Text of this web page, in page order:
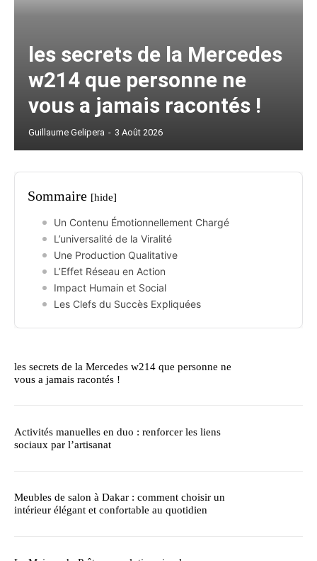
les secrets de la Mercedes
w214 que personne ne
vous a jamais racontés !
Guillaume Gelipera - 3 Août 2026
Sommaire [hide]
Un Contenu Émotionnellement Chargé
L’universalité de la Viralité
Une Production Qualitative
L’Effet Réseau en Action
Impact Humain et Social
Les Clefs du Succès Expliquées
les secrets de la Mercedes w214 que personne ne
vous a jamais racontés !
Activités manuelles en duo : renforcer les liens
sociaux par l’artisanat
Meubles de salon à Dakar : comment choisir un
intérieur élégant et confortable au quotidien